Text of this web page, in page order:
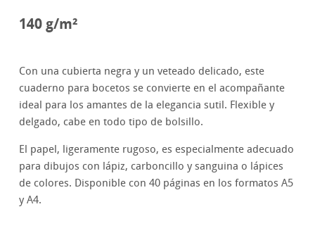
140 g/m²
Con una cubierta negra y un veteado delicado, este
cuaderno para bocetos se convierte en el acompañante
ideal para los amantes de la elegancia sutil. Flexible y
delgado, cabe en todo tipo de bolsillo.
El papel, ligeramente rugoso, es especialmente adecuado
para dibujos con lápiz, carboncillo y sanguina o lápices
de colores. Disponible con 40 páginas en los formatos A5
y A4.